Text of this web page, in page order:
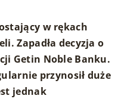
w rękach
Zapadła decyzja o
Getin Noble Banku.
przynosił duże
jednak